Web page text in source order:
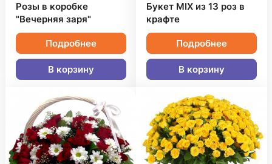
Розы в коробке
"Вечерняя заря"
Подробнее
В корзину
Букет MIX из 13 роз в
крафте
Подробнее
В корзину